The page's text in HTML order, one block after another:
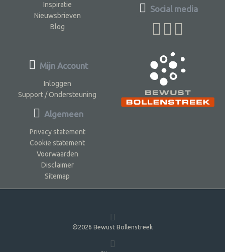
Inspiratie
Nieuwsbrieven
Blog
Social media
Mijn Account
Inloggen
Support / Ondersteuning
Algemeen
Privacy statement
Cookie statement
Voorwaarden
Disclaimer
Sitemap
©2026 Bewust Bollenstreek